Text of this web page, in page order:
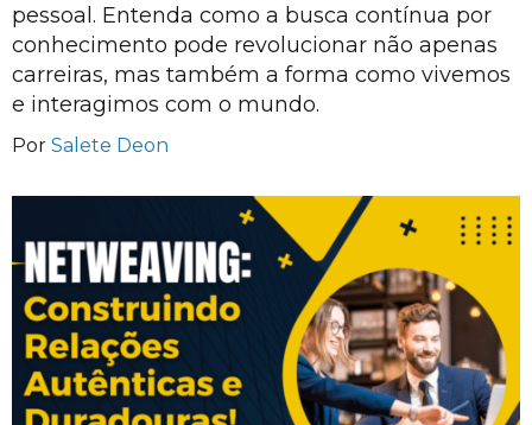
pessoal. Entenda como a busca contínua por
conhecimento pode revolucionar não apenas
carreiras, mas também a forma como vivemos
e interagimos com o mundo.
Por Salete Deon